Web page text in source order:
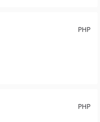
PHP
PHP